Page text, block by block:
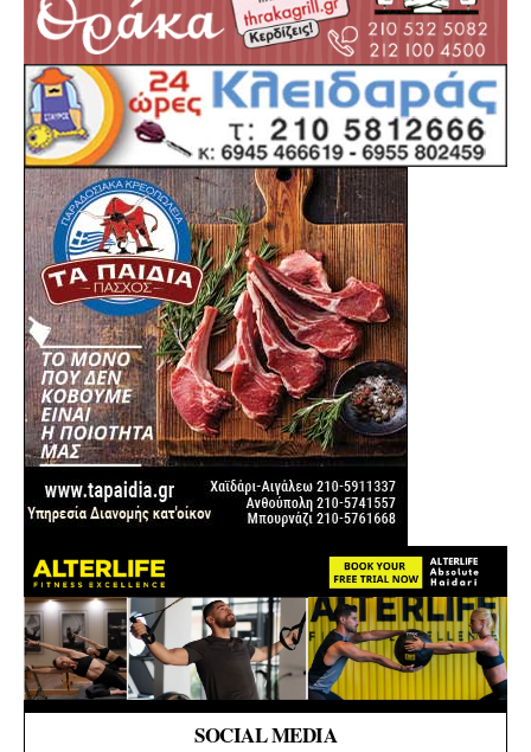
SOCIAL MEDIA